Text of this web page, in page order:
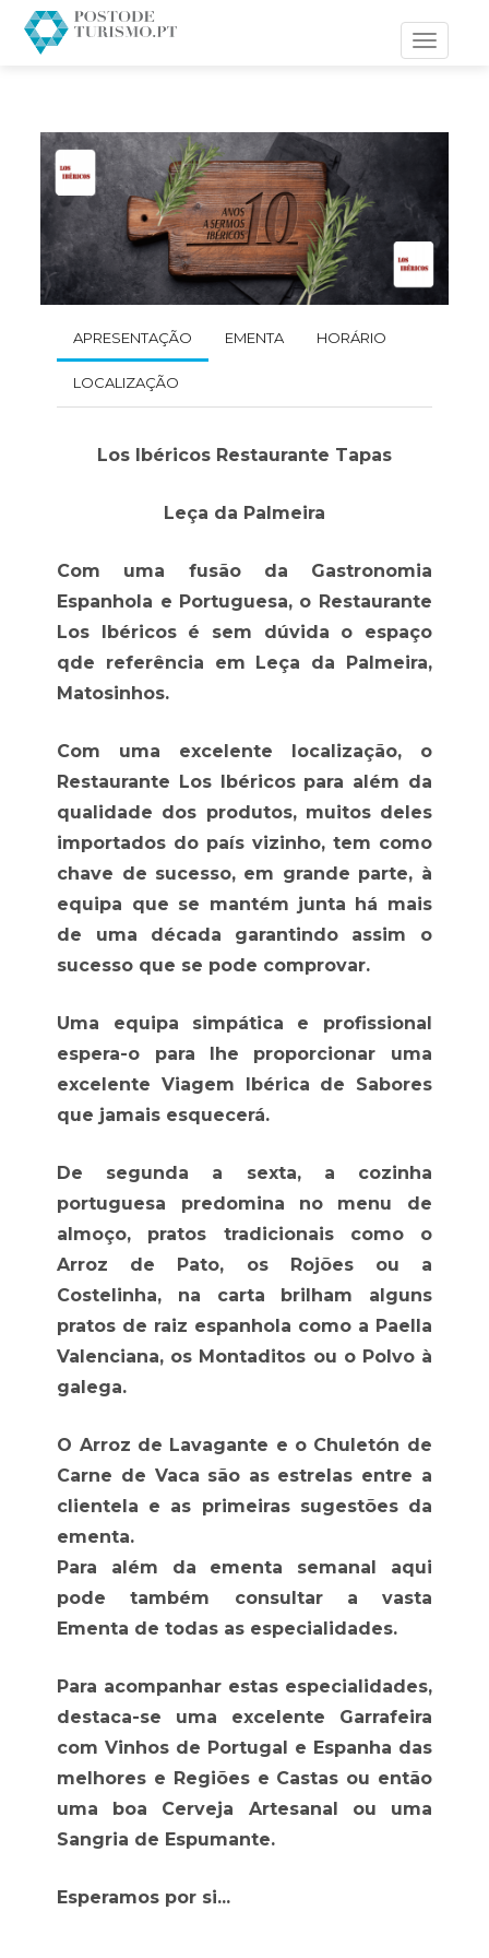
Toggle
APRESENTAÇÃO EMENTA HORÁRIO
LOCALIZAÇÃO
Los Ibéricos Restaurante Tapas
Leça da Palmeira
Com uma fusão da Gastronomia
Espanhola e Portuguesa, o Restaurante
Los Ibéricos é sem dúvida o espaço
qde referência em Leça da Palmeira,
Matosinhos.
Com uma excelente localização, o
Restaurante Los Ibéricos para além da
qualidade dos produtos, muitos deles
importados do país vizinho, tem como
chave de sucesso, em grande parte, à
equipa que se mantém junta há mais
de uma década garantindo assim o
sucesso que se pode comprovar.
Uma equipa simpática e profissional
espera-o para lhe proporcionar uma
excelente Viagem Ibérica de Sabores
que jamais esquecerá.
De segunda a sexta, a cozinha
portuguesa predomina no menu de
almoço, pratos tradicionais como o
Arroz de Pato, os Rojões ou a
Costelinha, na carta brilham alguns
pratos de raiz espanhola como a Paella
Valenciana, os Montaditos ou o Polvo à
galega.
O Arroz de Lavagante e o Chuletón de
Carne de Vaca são as estrelas entre a
clientela e as primeiras sugestões da
ementa.
Para além da ementa semanal aqui
pode também consultar a vasta
Ementa de todas as especialidades.
Para acompanhar estas especialidades,
destaca-se uma excelente Garrafeira
com Vinhos de Portugal e Espanha das
melhores e Regiões e Castas ou então
uma boa Cerveja Artesanal ou uma
Sangria de Espumante.
Esperamos por si...